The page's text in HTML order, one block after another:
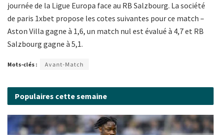
journée de la Ligue Europa face au RB Salzbourg. La société
de paris 1xbet propose les cotes suivantes pour ce match –
Aston Villa gagne à 1,6, un match nul est évalué à 4,7 et RB
Salzbourg gagne à 5,1.
Mots-clés : Avant-Match
Populaires cette semaine